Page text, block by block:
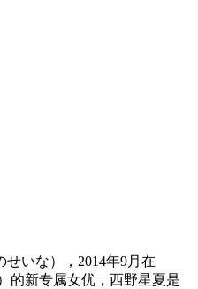
いな），2014年9月在
的新专属女优，西野星夏是